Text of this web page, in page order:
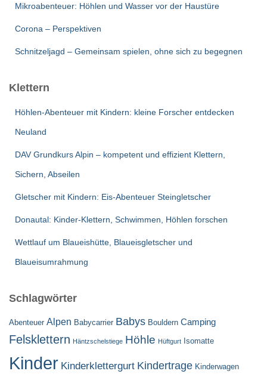
Mikroabenteuer: Höhlen und Wasser vor der Haustüre
Corona – Perspektiven
Schnitzeljagd – Gemeinsam spielen, ohne sich zu begegnen
Klettern
Höhlen-Abenteuer mit Kindern: kleine Forscher entdecken
Neuland
DAV Grundkurs Alpin – kompetent und effizient Klettern,
Sichern, Abseilen
Gletscher mit Kindern: Eis-Abenteuer Steingletscher
Donautal: Kinder-Klettern, Schwimmen, Höhlen forschen
Wettlauf um Blaueishütte, Blaueisgletscher und
Blaueisumrahmung
Schlagwörter
Abenteuer Alpen Babycarrier Babys Bouldern Camping
Felsklettern Häntzschelstiege Höhle Hüftgurt Isomatte
Kinder Kinderklettergurt Kindertrage Kinderwagen